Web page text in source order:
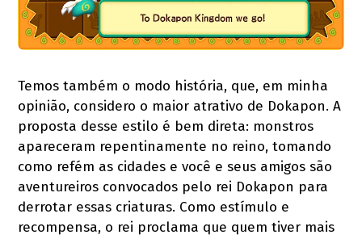
Temos também o modo história, que, em minha
opinião, considero o maior atrativo de Dokapon. A
proposta desse estilo é bem direta: monstros
apareceram repentinamente no reino, tomando
como refém as cidades e você e seus amigos são
aventureiros convocados pelo rei Dokapon para
derrotar essas criaturas. Como estímulo e
recompensa, o rei proclama que quem tiver mais